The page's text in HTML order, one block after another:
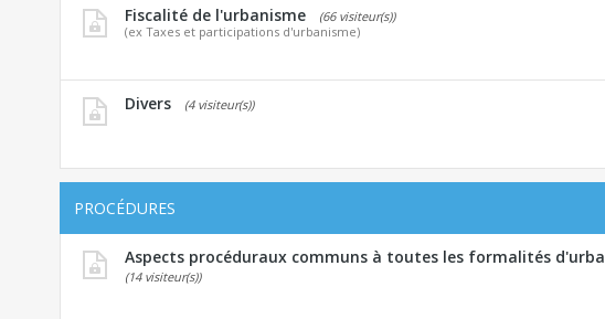
Fiscalité de l'urbanisme
(66 visiteur(s))
(ex Taxes et participations d'urbanisme)
Divers (4 visiteur(s))
PROCÉDURES
Aspects procéduraux communs à toutes les formalités
(14 visiteur(s))